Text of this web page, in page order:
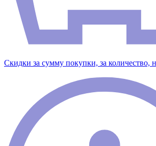
Скидки за сумму покупки, за количество,